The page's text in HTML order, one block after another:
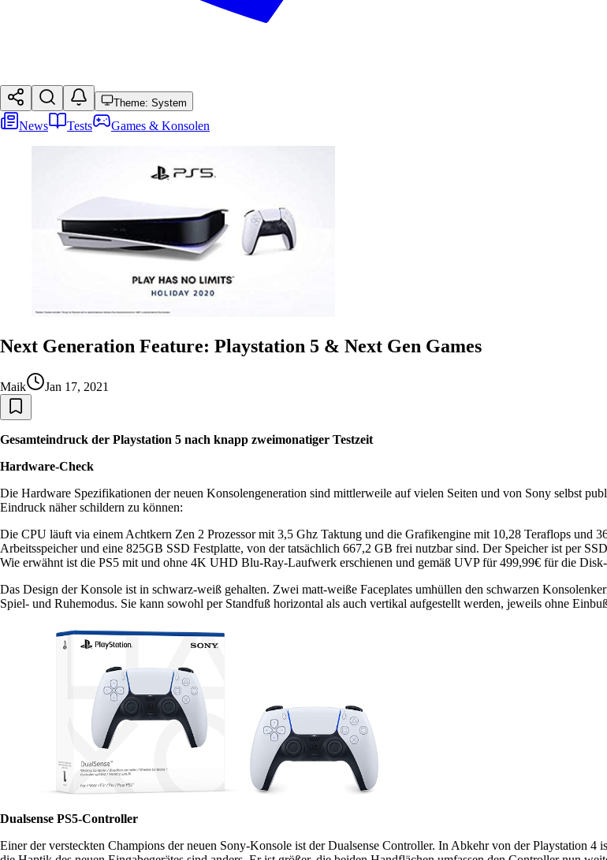
Theme: System
News Tests Games & Konsolen
Next Generation Feature: Playstation 5 & Next Gen Games
Maik Jan 17, 2021
Gesamteindruck der Playstation 5 nach knapp zweimonatiger Testzeit
Hardware-Check
Die Hardware Spezifikationen der neuen Konsolengeneration sind mittlerweile auf vielen Seiten und von Sony selbst
Eindruck näher schildern zu können:
Die CPU läuft via einem Achtkern Zen 2 Prozessor mit 3,5 Ghz Taktung und die Grafikengine mit 10,28 Teraflops
Arbeitsspeicher und eine 825GB SSD Festplatte, von der tatsächlich 667,2 GB frei nutzbar sind. Der Speicher ist per
Wie erwähnt ist die PS5 mit und ohne 4K UHD Blu-Ray-Laufwerk erschienen und gemäß UVP für 499,99€ für die
Das Design der Konsole ist in schwarz-weiß gehalten. Zwei matt-weiße Faceplates umhüllen den schwarzen
Spiel- und Ruhemodus. Sie kann sowohl per Standfuß horizontal als auch vertikal aufgestellt werden, jeweils ohne
Dualsense PS5-Controller
Einer der versteckten Champions der neuen Sony-Konsole ist der Dualsense Controller. In Abkehr von der Playstation